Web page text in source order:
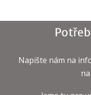
Napište nám na